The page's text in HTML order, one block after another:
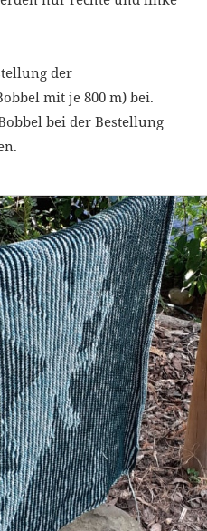
der
mit je 800 m) bei.
bei der Bestellung